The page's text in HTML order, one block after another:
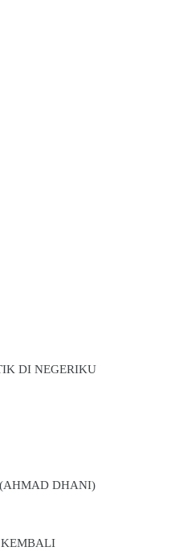
DI NEGERIKU
DHANI)